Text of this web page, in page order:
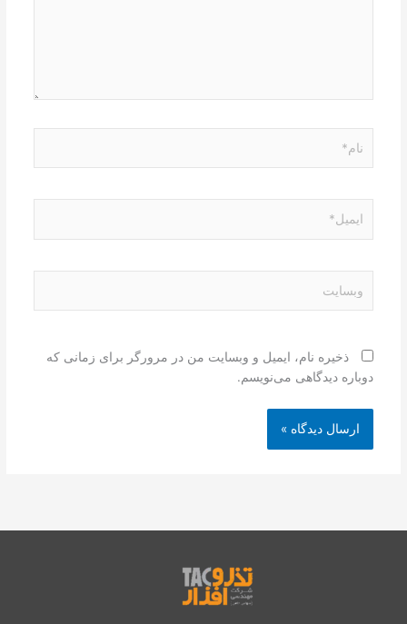
ذخیره نام، ایمیل و وبسایت من در مرورگر برای زمانی که
دوباره دیدگاهی می‌نویسم.